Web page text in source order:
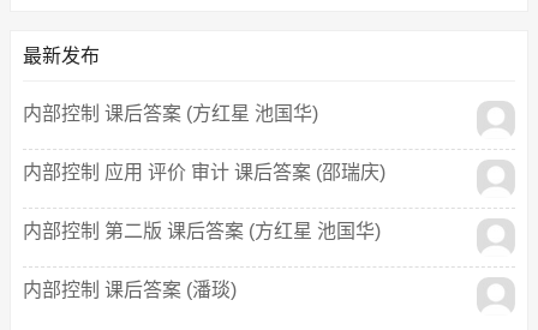
最新发布
内部控制 课后答案 (方红星 池国华)
内部控制 应用 评价 审计 课后答案 (邵瑞庆)
内部控制 第二版 课后答案 (方红星 池国华)
内部控制 课后答案 (潘琰)